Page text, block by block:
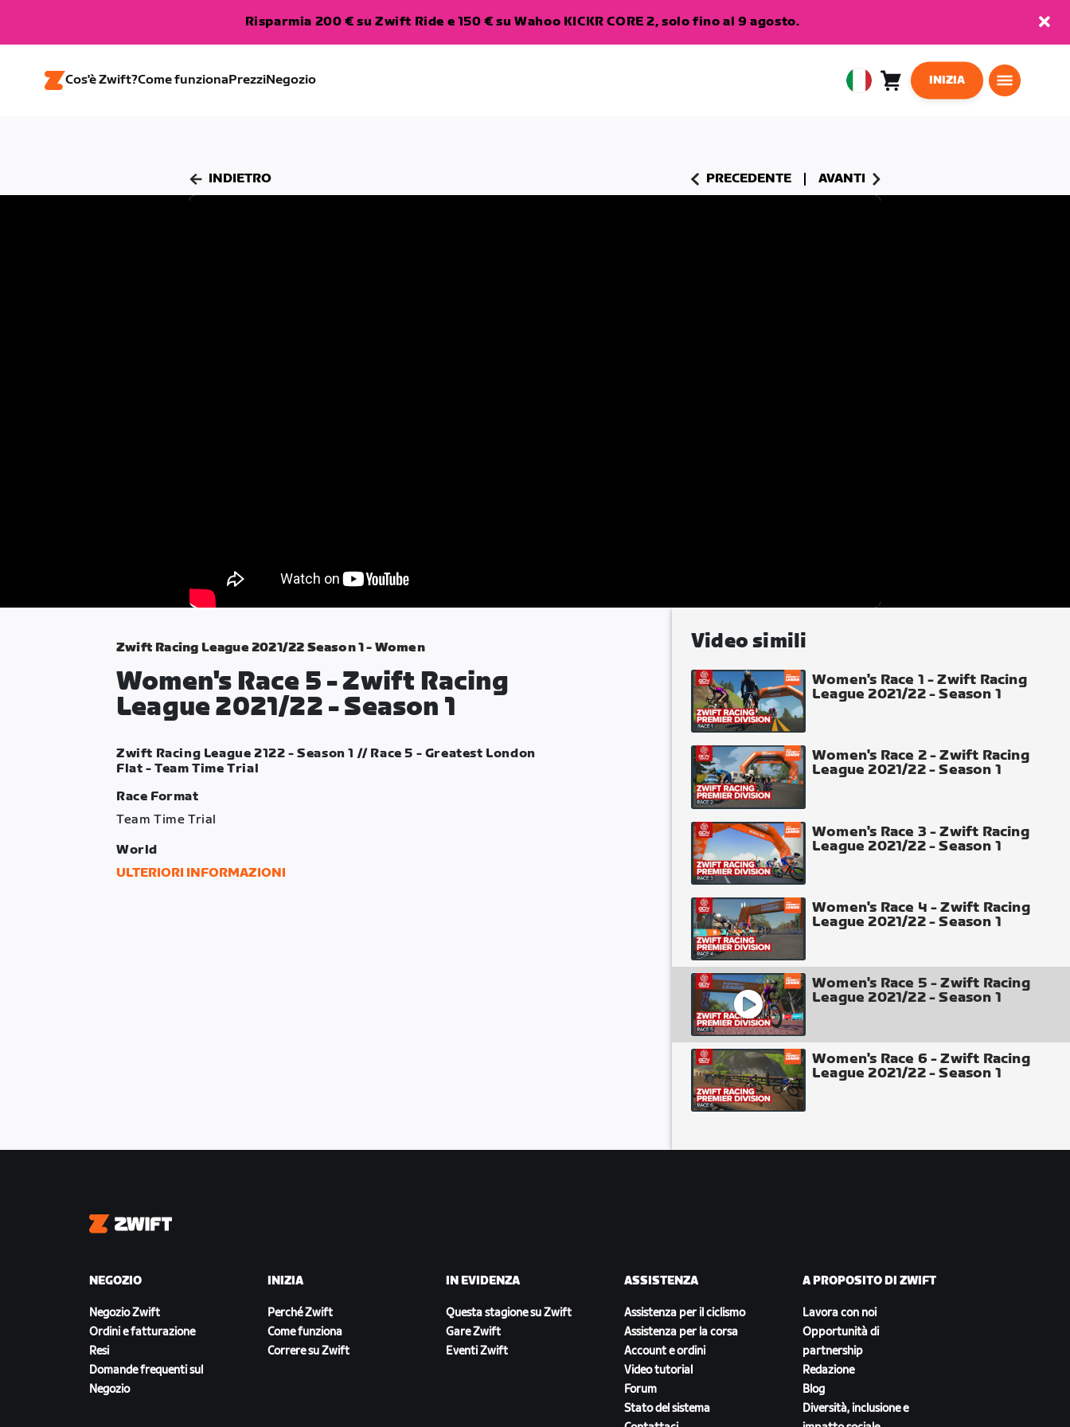
Risparmia 200 € su Zwift Ride e 150 € su Wahoo KICKR CORE 2, solo fino al 9 agosto.
Cos'è Zwift?Come funzionaPrezziNegozio
EuropeanCarrello0
INIZIA
INDIETRO PRECEDENTE AVANTI
Zwift Racing League 2021/22 Season 1 - Women
Women's Race 5 - Zwift Racing
League 2021/22 - Season 1
Zwift Racing League 2122 - Season 1 // Race 5 - Greatest London
Flat - Team Time Trial
Race Format
Team Time Trial
World
London
ULTERIORI INFORMAZIONI
Video simili
Women's Race 1 - Zwift Racing
League 2021/22 - Season 1
Women's Race 2 - Zwift Racing
League 2021/22 - Season 1
Women's Race 3 - Zwift Racing
League 2021/22 - Season 1
Women's Race 4 - Zwift Racing
League 2021/22 - Season 1
Women's Race 5 - Zwift Racing
League 2021/22 - Season 1
Women's Race 6 - Zwift Racing
League 2021/22 - Season 1
Zwift
NEGOZIO
Negozio Zwift
Ordini e fatturazione
Resi
Domande frequenti sul
Negozio
INIZIA
Perché Zwift
Come funziona
Correre su Zwift
IN EVIDENZA
Questa stagione su Zwift
Gare Zwift
Eventi Zwift
ASSISTENZA
Assistenza per il ciclismo
Assistenza per la corsa
Account e ordini
Video tutorial
Forum
Stato del sistema
A PROPOSITO DI ZWIFT
Lavora con noi
Opportunità di
partnership
Redazione
Blog
Diversità, inclusione e